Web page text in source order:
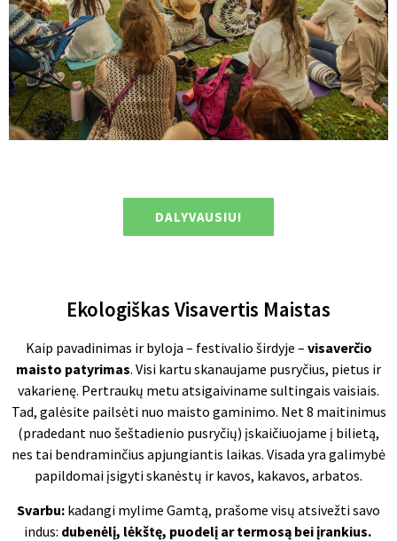
DALYVAUSIU!
Ekologiškas Visavertis Maistas
Kaip pavadinimas ir byloja – festivalio širdyje – visaverčio
maisto patyrimas. Visi kartu skanaujame pusryčius, pietus ir
vakarienę. Pertraukų metu atsigaiviname sultingais vaisiais.
Tad, galėsite pailsėti nuo maisto gaminimo. Net 8 maitinimus
(pradedant nuo šeštadienio pusryčių) įskaičiuojame į bilietą,
nes tai bendraminčius apjungiantis laikas. Visada yra galimybė
papildomai įsigyti skanėstų ir kavos, kakavos, arbatos.
Svarbu: kadangi mylime Gamtą, prašome visų atsivežti savo
indus: dubenėlį, lėkštę, puodelį ar termosą bei įrankius.